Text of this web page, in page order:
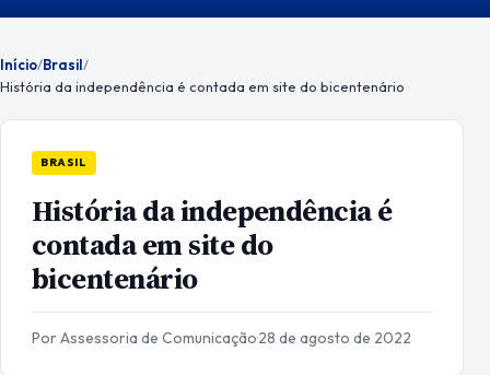
Menu
Início/Brasil/
História da independência é contada em site do bicentenário
BRASIL
História da independência é
contada em site do
bicentenário
Por Assessoria de Comunicação·28 de agosto de 2022